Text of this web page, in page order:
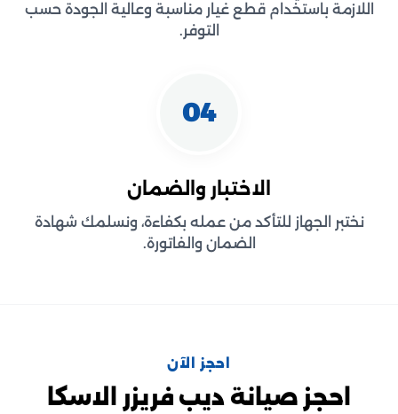
اللازمة باستخدام قطع غيار مناسبة وعالية الجودة حسب
التوفر.
04
الاختبار والضمان
نختبر الجهاز للتأكد من عمله بكفاءة، ونسلمك شهادة
الضمان والفاتورة.
احجز الآن
احجز صيانة ديب فريزر الاسكا